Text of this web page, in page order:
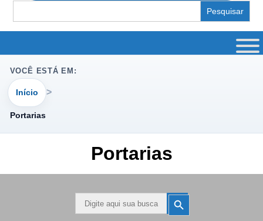
for:
VOCÊ ESTÁ EM:
Início
Portarias
Portarias
Search
for:
Search
Button